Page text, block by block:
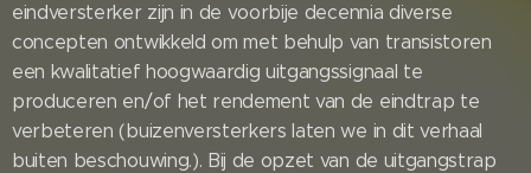
eindversterker zijn in de voorbije decennia diverse
concepten ontwikkeld om met behulp van transistoren
een kwalitatief hoogwaardig uitgangssignaal te
produceren en/of het rendement van de eindtrap te
verbeteren (buizenversterkers laten we in dit verhaal
buiten beschouwing.). Bij de opzet van de uitgangstrap